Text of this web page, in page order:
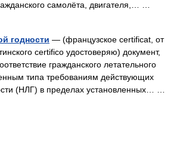
самолёта, двигателя,… …
годности — (французское certificat, от
certifico удостоверяю) документ,
гражданского летательного
типа требованиям действующих
(НЛГ) в пределах установленных… …